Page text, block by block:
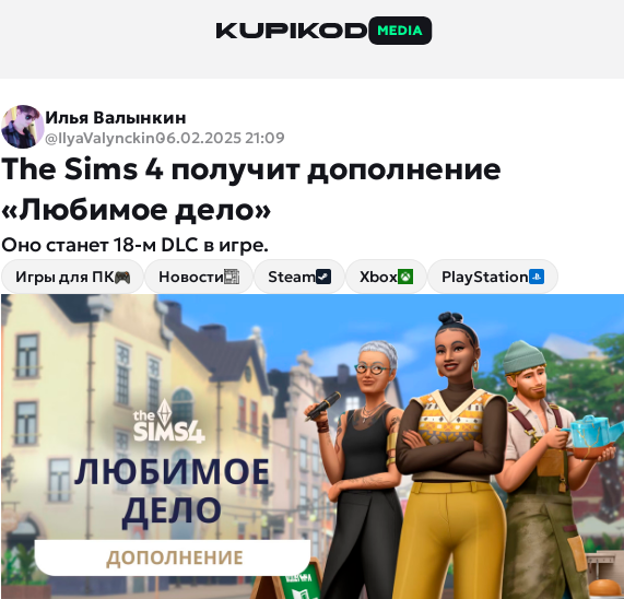
Илья Валынкин
@IlyaValynckin06.02.2025 21:09
The Sims 4 получит дополнение
«Любимое дело»
Оно станет 18-м DLC в игре.
Игры для ПК Новости Steam Xbox PlayStation